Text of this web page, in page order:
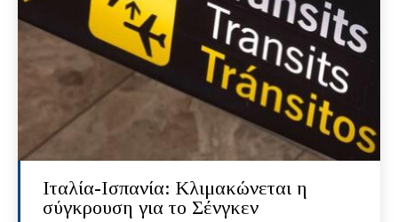
Ιταλία-Ισπανία: Κλιμακώνεται η
σύγκρουση για το Σένγκεν